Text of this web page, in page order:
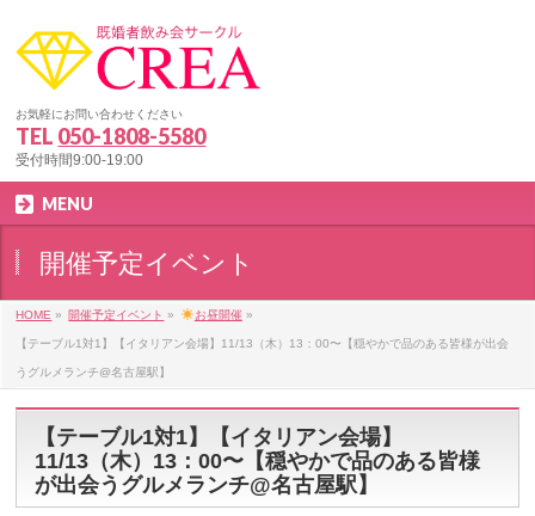
お気軽にお問い合わせください
TEL 050-1808-5580
受付時間9:00-19:00
MENU
開催予定イベント
HOME » 開催予定イベント » お昼開催 »
【テーブル1対1】【イタリアン会場】11/13（木）13：00〜【穏やかで品のある皆様が出会
うグルメランチ@名古屋駅】
【テーブル1対1】【イタリアン会場】
11/13（木）13：00〜【穏やかで品のある皆様
が出会うグルメランチ@名古屋駅】